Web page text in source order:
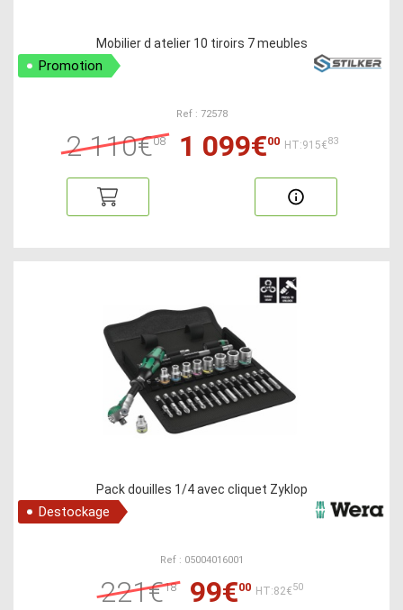
Mobilier d atelier 10 tiroirs 7 meubles
Promotion
Ref : 72578
2 110€08 1 099€00 HT:915€83
Pack douilles 1/4 avec cliquet Zyklop
Destockage
Ref : 05004016001
221€18 99€00 HT:82€50